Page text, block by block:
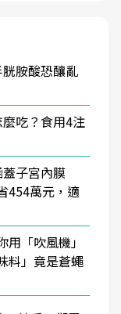
胺酸恐釀亂
吃？食用4注
子宮內膜
454萬元，適
「吹風機」
料」竟是蒼蠅